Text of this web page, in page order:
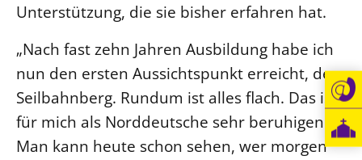
Unterstützung, die sie bisher erfahren hat.
„Nach fast zehn Jahren Ausbildung habe ich
nun den ersten Aussichtspunkt erreicht, den
Seilbahnberg. Rundum ist alles flach. Das ist
für mich als Norddeutsche sehr beruhigend.
Man kann heute schon sehen, wer morgen